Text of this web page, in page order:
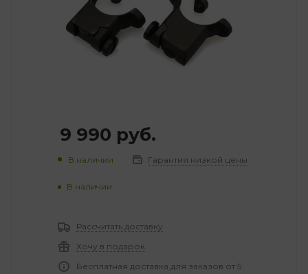
9 990 руб.
В наличии Гарантия низкой цены
В наличии
Рассчитать доставку
Хочу в подарок
Бесплатная доставка для заказов от 5